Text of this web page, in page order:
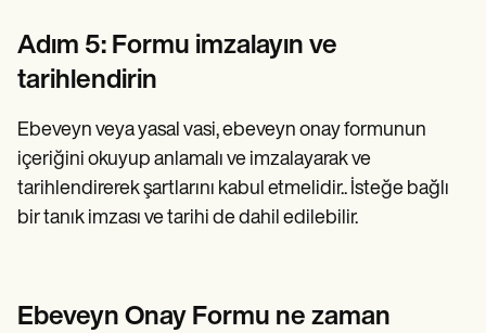
Adım 5: Formu imzalayın ve
tarihlendirin
Ebeveyn veya yasal vasi, ebeveyn onay formunun
içeriğini okuyup anlamalı ve imzalayarak ve
tarihlendirerek şartlarını kabul etmelidir.. İsteğe bağlı
bir tanık imzası ve tarihi de dahil edilebilir.
Ebeveyn Onay Formu ne zaman